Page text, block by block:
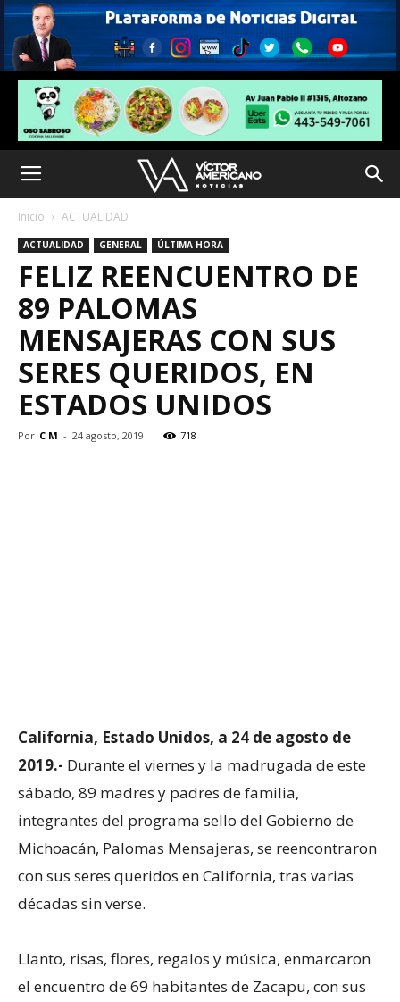
Inicio ACTUALIDAD
ACTUALIDAD GENERAL ÚLTIMA HORA
FELIZ REENCUENTRO DE
89 PALOMAS
MENSAJERAS CON SUS
SERES QUERIDOS, EN
ESTADOS UNIDOS
Por C M - 24 agosto, 2019 718
California, Estado Unidos, a 24 de agosto de
2019.- Durante el viernes y la madrugada de este
sábado, 89 madres y padres de familia,
integrantes del programa sello del Gobierno de
Michoacán, Palomas Mensajeras, se reencontraron
con sus seres queridos en California, tras varias
décadas sin verse.
Llanto, risas, flores, regalos y música, enmarcaron
el encuentro de 69 habitantes de Zacapu, con sus